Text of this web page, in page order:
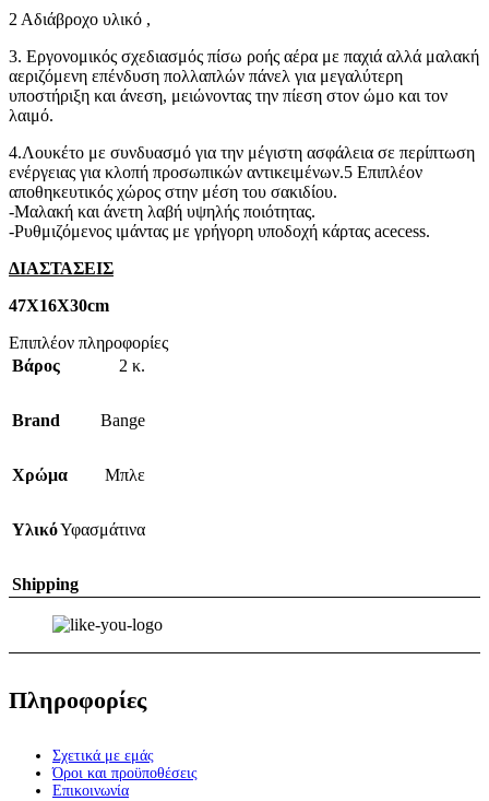
2 Αδιάβροχο υλικό ,
3. Εργονομικός σχεδιασμός πίσω ροής αέρα με παχιά αλλά μαλακή
αεριζόμενη επένδυση πολλαπλών πάνελ για μεγαλύτερη
υποστήριξη και άνεση, μειώνοντας την πίεση στον ώμο και τον
λαιμό.
4.Λουκέτο με συνδυασμό για την μέγιστη ασφάλεια σε περίπτωση
ενέργειας για κλοπή προσωπικών αντικειμένων.5 Επιπλέον
αποθηκευτικός χώρος στην μέση του σακιδίου.
-Μαλακή και άνετη λαβή υψηλής ποιότητας.
-Ρυθμιζόμενος ιμάντας με γρήγορη υποδοχή κάρτας acecess.
ΔΙΑΣΤΑΣΕΙΣ
47Χ16Χ30cm
Επιπλέον πληροφορίες
Βάρος
2 κ.
Brand Bange
Χρώμα Μπλε
ΥλικόΥφασμάτινα
Shipping
Πληροφορίες
Σχετικά με εμάς
Όροι και προϋποθέσεις
Επικοινωνία